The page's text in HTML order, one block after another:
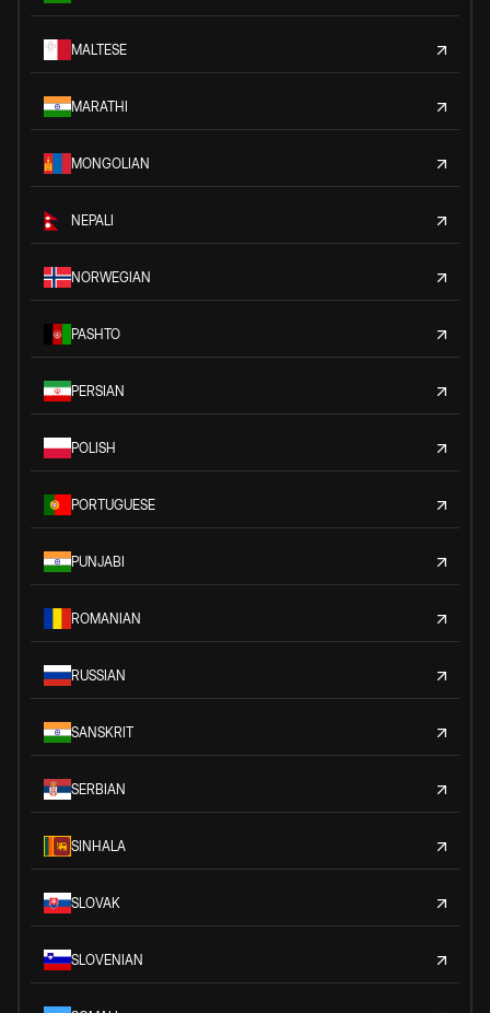
MALTESE
MARATHI
MONGOLIAN
NEPALI
NORWEGIAN
PASHTO
PERSIAN
POLISH
PORTUGUESE
PUNJABI
ROMANIAN
RUSSIAN
SANSKRIT
SERBIAN
SINHALA
SLOVAK
SLOVENIAN